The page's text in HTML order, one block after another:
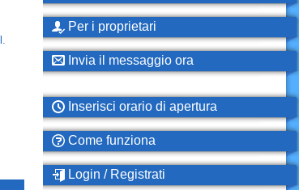
.
Per i proprietari
Invia il messaggio ora
Inserisci orario di apertura
Come funziona
Login / Registrati